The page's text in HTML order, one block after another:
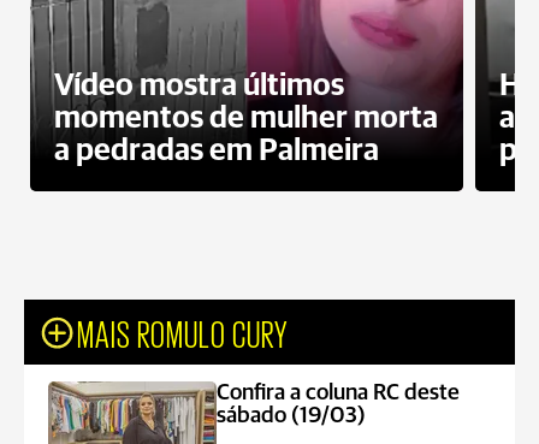
Vídeo mostra últimos
momentos de mulher morta
a pedradas em Palmeira
MAIS ROMULO CURY
Confira a coluna RC deste
sábado (19/03)